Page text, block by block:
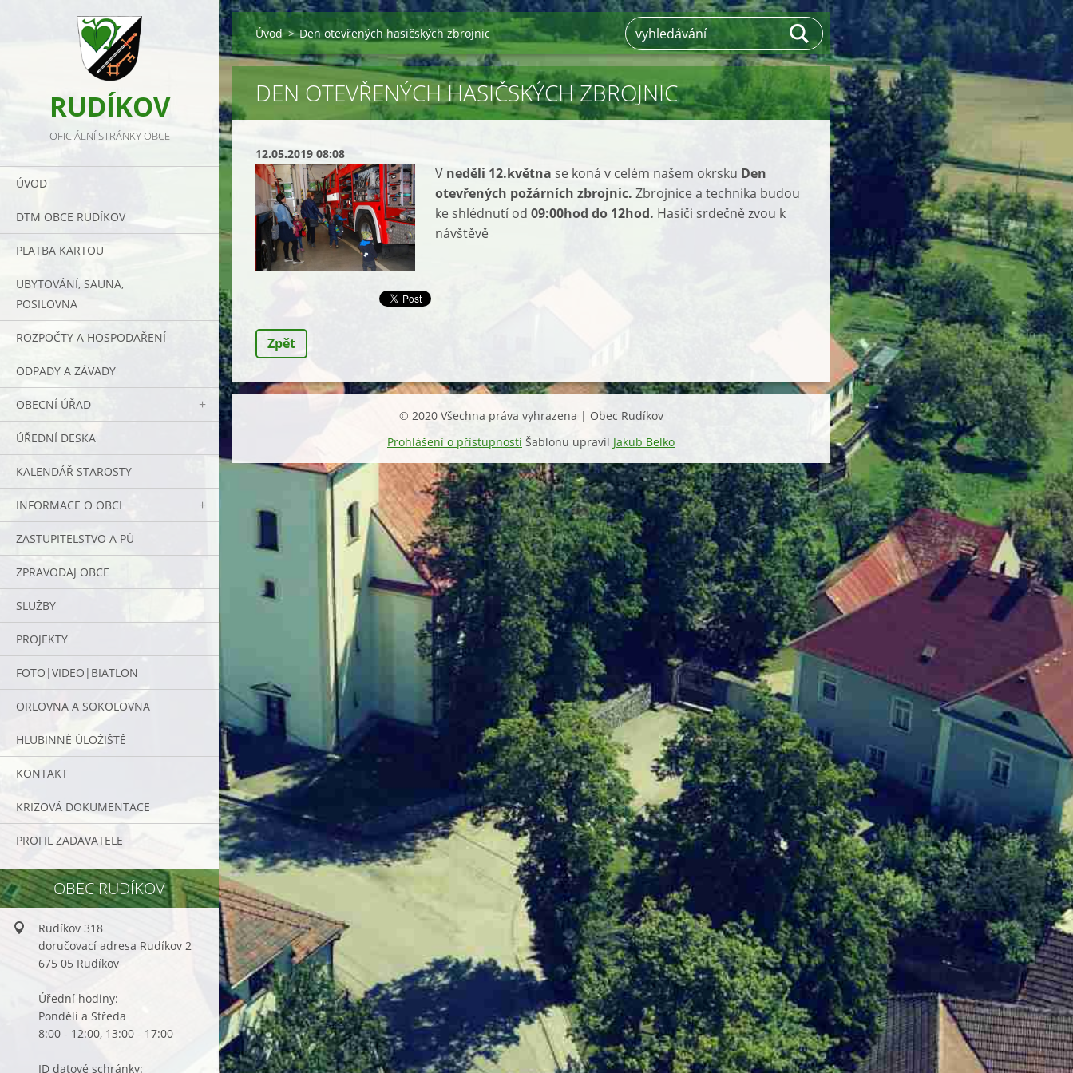
RUDÍKOV
OFICIÁLNÍ STRÁNKY OBCE
ÚVOD
DTM OBCE RUDÍKOV
PLATBA KARTOU
UBYTOVÁNÍ, SAUNA,
POSILOVNA
ROZPOČTY A HOSPODAŘENÍ
ODPADY A ZÁVADY
OBECNÍ ÚŘAD
ÚŘEDNÍ DESKA
KALENDÁŘ STAROSTY
INFORMACE O OBCI
ZASTUPITELSTVO A PÚ
ZPRAVODAJ OBCE
SLUŽBY
PROJEKTY
FOTO|VIDEO|BIATLON
ORLOVNA A SOKOLOVNA
HLUBINNÉ ÚLOŽIŠTĚ
KONTAKT
KRIZOVÁ DOKUMENTACE
PROFIL ZADAVATELE
OBEC RUDÍKOV
Rudíkov 318
doručovací adresa Rudíkov 2
675 05 Rudíkov
Úřední hodiny:
Pondělí a Středa
8:00 - 12:00, 13:00 - 17:00
ID datové schránky:
Úvod > Den otevřených hasičských zbrojnic
DEN OTEVŘENÝCH HASIČSKÝCH ZBROJNIC
12.05.2019 08:08
V neděli 12.května se koná v celém našem okrsku Den
otevřených požárních zbrojnic. Zbrojnice a technika budou
ke shlédnutí od 09:00hod do 12hod. Hasiči srdečně zvou k
návštěvě
Zpět
© 2020 Všechna práva vyhrazena | Obec Rudíkov
Prohlášení o přístupnosti Šablonu upravil Jakub Belko